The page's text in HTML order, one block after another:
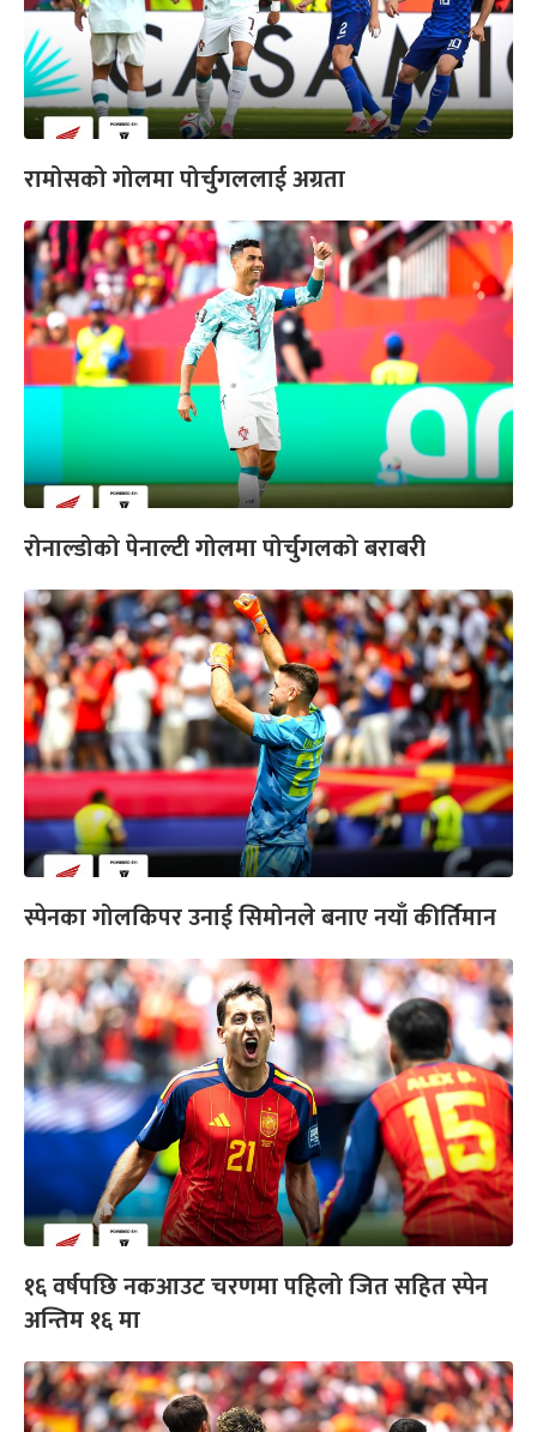
रामोसको गोलमा पोर्चुगललाई अग्रता
रोनाल्डोको पेनाल्टी गोलमा पोर्चुगलको बराबरी
स्पेनका गोलकिपर उनाई सिमोनले बनाए नयाँ कीर्तिमान
१६ वर्षपछि नकआउट चरणमा पहिलो जित सहित स्पेन
अन्तिम १६ मा